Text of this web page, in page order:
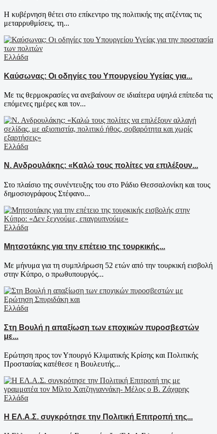
Η κυβέρνηση θέτει στο επίκεντρο της πολιτικής της ατζέντας τις
μεταρρυθμίσεις, τη...
Ελλάδα
Καύσωνας: Οι οδηγίες του Υπουργείου Υγείας για...
Με τις θερμοκρασίες να ανεβαίνουν σε ιδιαίτερα υψηλά επίπεδα τις
επόμενες ημέρες και τον...
Ελλάδα
Ν. Ανδρουλάκης: «Καλώ τους πολίτες να επιλέξουν...
Στο πλαίσιο της συνέντευξης του στο Ράδιο Θεσσαλονίκη και τους
δημοσιογράφους Στέφανο...
Ελλάδα
Μητσοτάκης για την επέτειο της τουρκικής...
Με μήνυμα για τη συμπλήρωση 52 ετών από την τουρκική εισβολή
στην Κύπρο, ο πρωθυπουργός...
Ελλάδα
Στη Βουλή η απαξίωση των εποχικών πυροσβεστών
με...
Ερώτηση προς τον Υπουργό Κλιματικής Κρίσης και Πολιτικής
Προστασίας κατέθεσε η Βουλευτής...
Ελλάδα
Η ΕΛ.Α.Σ. συγκρότησε την Πολιτική Επιτροπή της...